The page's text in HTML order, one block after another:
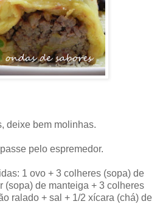
deixe bem molinhas.
pelo espremedor.
1 ovo + 3 colheres (sopa) de
(sopa) de manteiga + 3 colheres
ralado + sal + 1/2 xícara (chá) de